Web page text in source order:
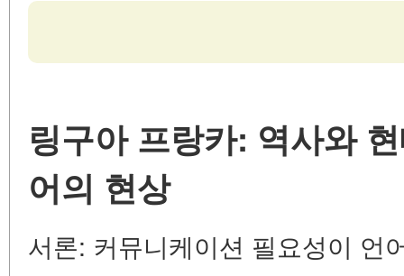
링구아 프랑카: 역사와
어의 현상
서론: 커뮤니케이션 필요성이 언